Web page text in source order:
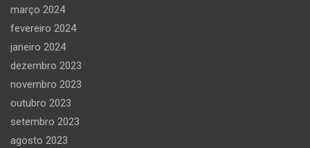
março 2024
fevereiro 2024
janeiro 2024
dezembro 2023
novembro 2023
outubro 2023
setembro 2023
agosto 2023